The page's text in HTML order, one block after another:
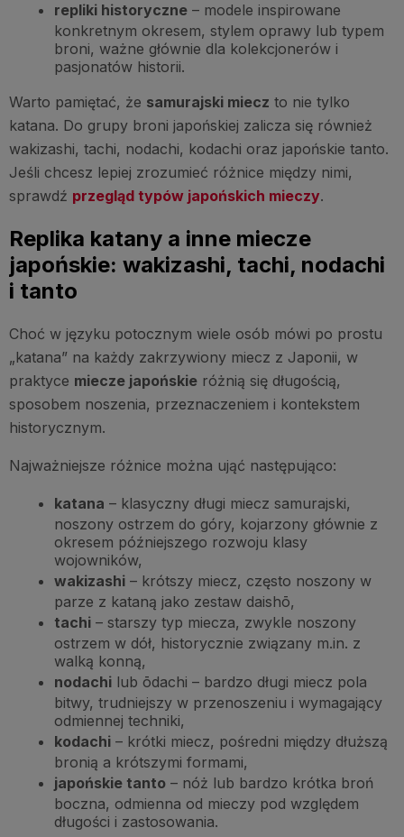
repliki historyczne – modele inspirowane
konkretnym okresem, stylem oprawy lub typem
broni, ważne głównie dla kolekcjonerów i
pasjonatów historii.
Warto pamiętać, że samurajski miecz to nie tylko
katana. Do grupy broni japońskiej zalicza się również
wakizashi, tachi, nodachi, kodachi oraz japońskie tanto.
Jeśli chcesz lepiej zrozumieć różnice między nimi,
sprawdź przegląd typów japońskich mieczy.
Replika katany a inne miecze
japońskie: wakizashi, tachi, nodachi
i tanto
Choć w języku potocznym wiele osób mówi po prostu
„katana” na każdy zakrzywiony miecz z Japonii, w
praktyce miecze japońskie różnią się długością,
sposobem noszenia, przeznaczeniem i kontekstem
historycznym.
Najważniejsze różnice można ująć następująco:
katana – klasyczny długi miecz samurajski,
noszony ostrzem do góry, kojarzony głównie z
okresem późniejszego rozwoju klasy
wojowników,
wakizashi – krótszy miecz, często noszony w
parze z kataną jako zestaw daishō,
tachi – starszy typ miecza, zwykle noszony
ostrzem w dół, historycznie związany m.in. z
walką konną,
nodachi lub ōdachi – bardzo długi miecz pola
bitwy, trudniejszy w przenoszeniu i wymagający
odmiennej techniki,
kodachi – krótki miecz, pośredni między dłuższą
bronią a krótszymi formami,
japońskie tanto – nóż lub bardzo krótka broń
boczna, odmienna od mieczy pod względem
długości i zastosowania.